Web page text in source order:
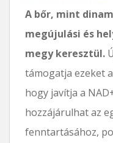
A bőr, mint
megújulási és
megy keresztül.
támogatja ezeket
hogy javítja a
hozzájárulhat az
fenntartásához,